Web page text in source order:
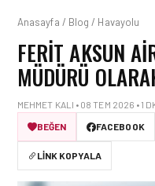
Anasayfa / Blog / Havayolu
FERIT AKSUN
MÜDÜRÜ
MEHMET KALI • 08 TEM 2026 • 1
BEĞEN
FACEBOOK
LINK KOPYALA